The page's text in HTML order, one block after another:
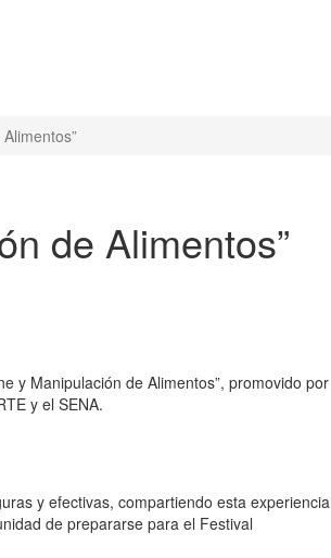
de Alimentos”
y Manipulación de Alimentos”, promovido por
y el SENA.
y efectivas, compartiendo esta experiencia
de prepararse para el Festival